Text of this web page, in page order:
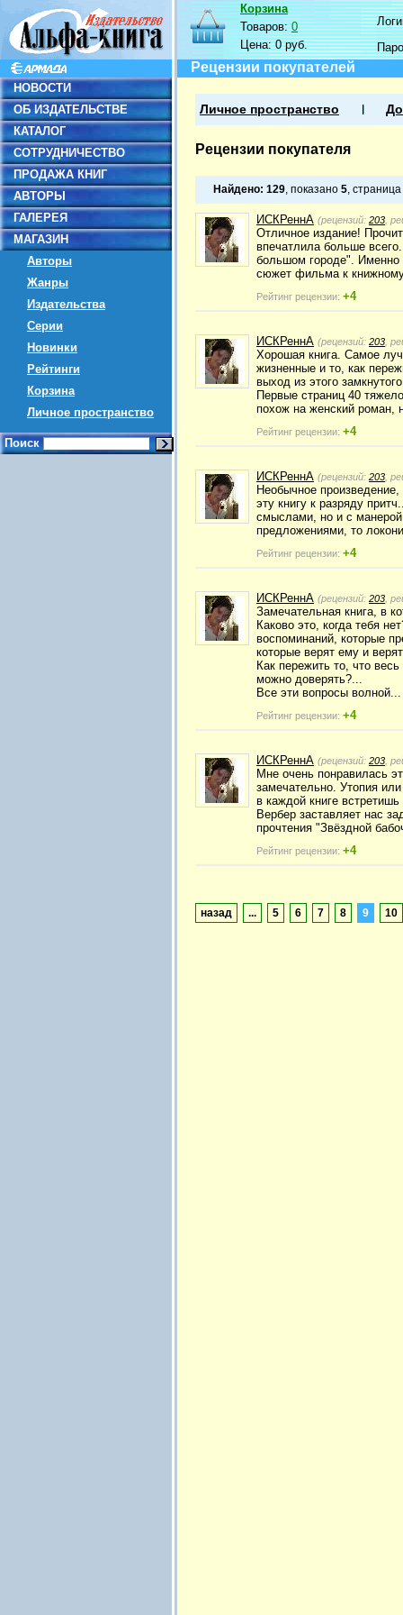
НОВОСТИ
ОБ ИЗДАТЕЛЬСТВЕ
КАТАЛОГ
СОТРУДНИЧЕСТВО
ПРОДАЖА КНИГ
АВТОРЫ
ГАЛЕРЕЯ
МАГАЗИН
Авторы
Жанры
Издательства
Серии
Новинки
Рейтинги
Корзина
Личное пространство
Поиск
Корзина
Товаров:0
Цена:0 руб.
Рецензии покупателей
Личное пространство
Рецензии покупателя
Найдено: 129, показано 5, страница
ИСКРеннА (рецензий: 203 ,
Отличное издание!
впечатлила больше
большом городе". Именно
сюжет фильма к
Рейтинг рецензии: +4
ИСКРеннА (рецензий: 203 ,
Хорошая книга. Самое
жизненные и то, как
выход из этого
Первые страниц 40
похож на женский роман,
Рейтинг рецензии: +4
ИСКРеннА (рецензий: 203 ,
Необычное
эту книгу к разряду
смыслами, но и с
предложениями, то
Рейтинг рецензии: +4
ИСКРеннА (рецензий: 203 ,
Замечательная книга, в
Каково это, когда тебя
воспоминаний, которые
которые верят ему и
Как пережить то, что
можно доверять?...
Все эти вопросы
Рейтинг рецензии: +4
ИСКРеннА (рецензий: 203 ,
Мне очень понравилась
замечательно. Утопия
в каждой книге
Вербер заставляет нас
прочтения "Звёздной
Рейтинг рецензии: +4
назад ... 5 6 7 8 9 10